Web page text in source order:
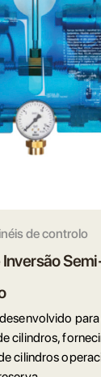
de controlo
para
cilindros,
cilindros